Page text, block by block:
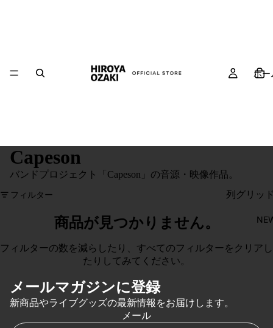
ホー
Capeson
バンドプロジェクト「Capeson」の音源・映像作品。
フィルター
列グリッ
商品が見つかりません。
フィルターの数を減らしたり、 すべてのフィルターをクリア し
たりしてみてください。
メールマガジンに登録
新商品やライブグッズの最新情報をお届けします。
メール